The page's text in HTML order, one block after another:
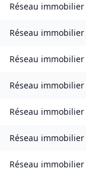
Réseau immobilier
Réseau immobilier
Réseau immobilier
Réseau immobilier
Réseau immobilier
Réseau immobilier
Réseau immobilier